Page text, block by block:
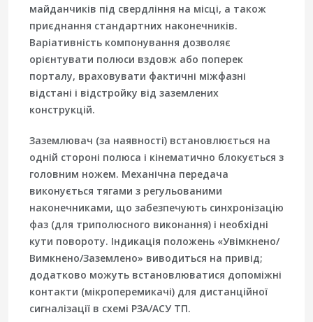
майданчиків під свердління на місці, а також
приєднання стандартних наконечників.
Варіативність компонування дозволяє
орієнтувати полюси вздовж або поперек
порталу, враховувати фактичні міжфазні
відстані і відстройку від заземлених
конструкцій.
Заземлювач (за наявності) встановлюється на
одній стороні полюса і кінематично блокується з
головним ножем. Механічна передача
виконується тягами з регульованими
наконечниками, що забезпечують синхронізацію
фаз (для триполюсного виконання) і необхідні
кути повороту. Індикація положень «Увімкнено/
Вимкнено/Заземлено» виводиться на привід;
додатково можуть встановлюватися допоміжні
контакти (мікроперемикачі) для дистанційної
сигналізації в схемі РЗА/АСУ ТП.